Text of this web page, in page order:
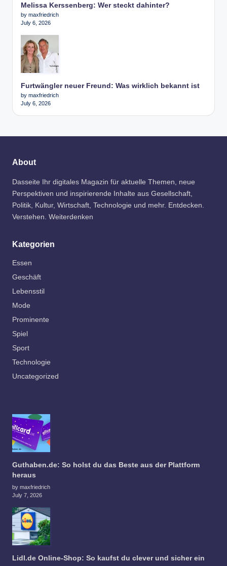
Melissa Kerssenberg: Wer steckt dahinter?
by maxfriedrich
July 6, 2026
Furtwängler neuer Freund: Was wirklich bekannt ist
by maxfriedrich
July 6, 2026
About
Dasseite Ihr digitales Magazin für aktuelle Themen, neue
Perspektiven und inspirierende Inhalte aus Gesellschaft,
Politik, Kultur, Wirtschaft, Technologie und mehr. Entdecken.
Verstehen. Weiterdenken
Kategorien
Essen
Geschäft
Lebensstil
Mode
Prominente
Spiel
Sport
Technologie
Uncategorized
Guthaben.de: So holst du das Beste aus der Plattform
heraus
by maxfriedrich
July 7, 2026
Lidl.de Online-Shop: So kaufst du clever und sicher ein